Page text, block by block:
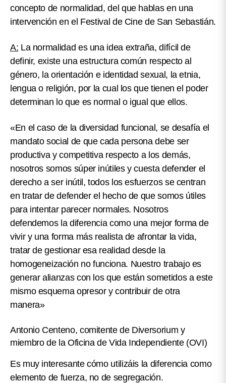
concepto de normalidad, del que hablas en una
intervención en el Festival de Cine de San Sebastián.
A: La normalidad es una idea extraña, difícil de
definir, existe una estructura común respecto al
género, la orientación e identidad sexual, la etnia,
lengua o religión, por la cual los que tienen el poder
determinan lo que es normal o igual que ellos.
«En el caso de la diversidad funcional, se desafía el
mandato social de que cada persona debe ser
productiva y competitiva respecto a los demás,
nosotros somos súper inútiles y cuesta defender el
derecho a ser inútil, todos los esfuerzos se centran
en tratar de defender el hecho de que somos útiles
para intentar parecer normales. Nosotros
defendemos la diferencia como una mejor forma de
vivir y una forma más realista de afrontar la vida,
tratar de gestionar esa realidad desde la
homogeneización no funciona. Nuestro trabajo es
generar alianzas con los que están sometidos a este
mismo esquema opresor y contribuir de otra
manera»
Antonio Centeno, comitente de Diversorium y
miembro de la Oficina de Vida Independiente (OVI)
Es muy interesante cómo utilizáis la diferencia como
elemento de fuerza, no de segregación.